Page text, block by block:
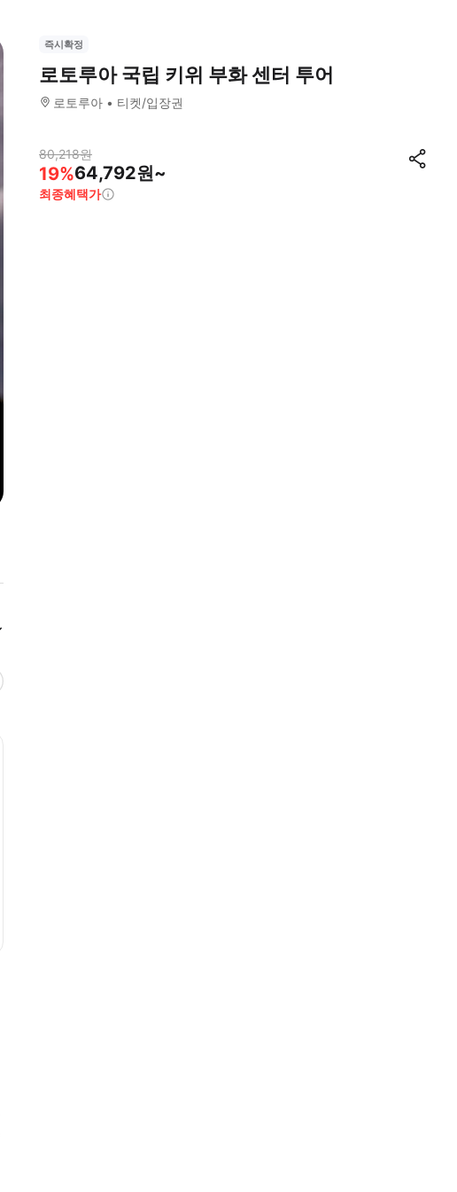
즉시확정
로토루아 국립 키위 부화 센터 투어
로토루아 티켓/입장권
80,218원
19%64,792원~
최종혜택가